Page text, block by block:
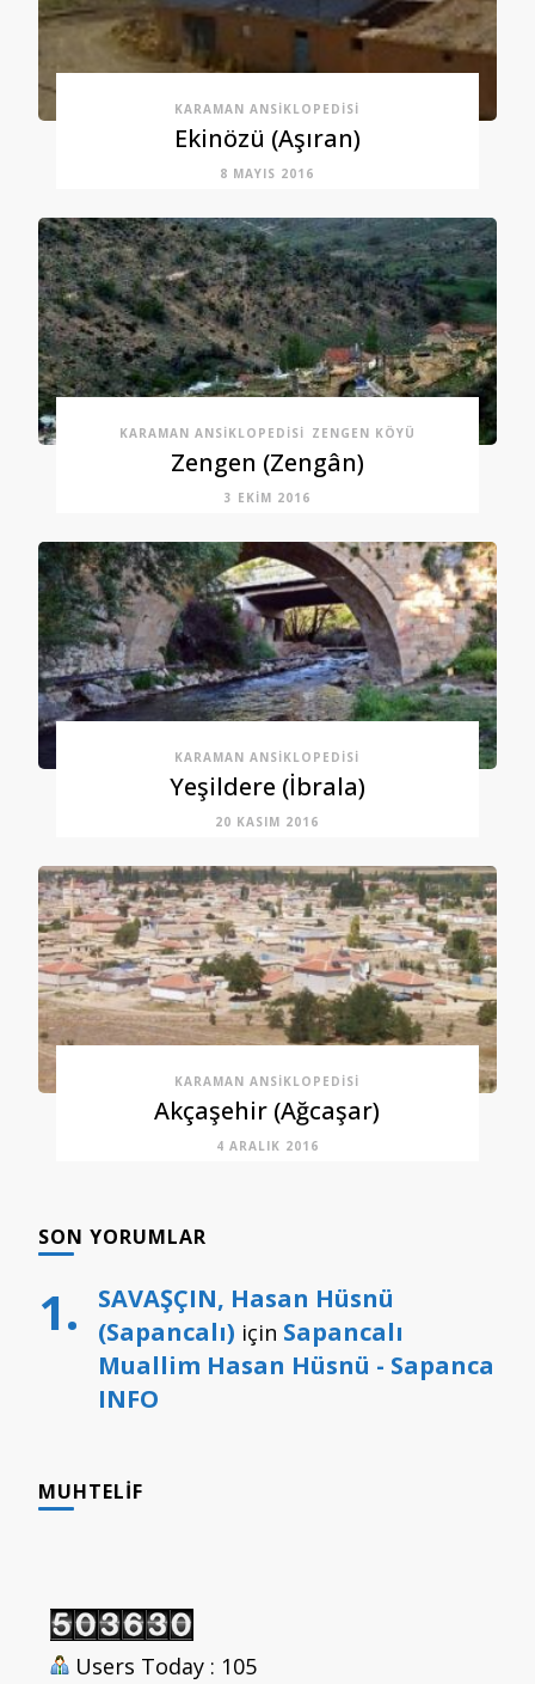
KARAMAN ANSIKLOPEDISI
Ekinözü (Aşıran)
8 MAYIS 2016
KARAMAN ANSIKLOPEDISI ZENGEN KÖYÜ
Zengen (Zengân)
3 EKIM 2016
KARAMAN ANSIKLOPEDISI
Yeşildere (İbrala)
20 KASIM 2016
KARAMAN ANSIKLOPEDISI
Akçaşehir (Ağcaşar)
4 ARALIK 2016
SON YORUMLAR
SAVAŞÇIN, Hasan Hüsnü
(Sapancalı) için Sapancalı
Muallim Hasan Hüsnü - Sapanca
INFO
MUHTELIF
Users Today : 105